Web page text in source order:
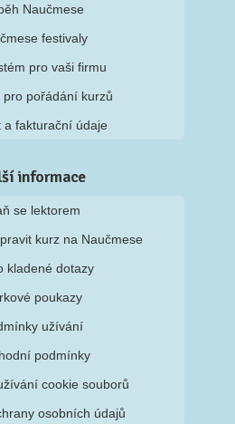
Naučmese
festivaly
pro vaši firmu
pro pořádání kurzů
a fakturační údaje
informace
se lektorem
kurz na Naučmese
kladené dotazy
poukazy
užívání
podmínky
cookie souborů
osobních údajů